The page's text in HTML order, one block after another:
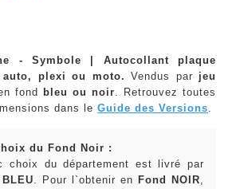
- Symbole | Autocollant plaque
plexi ou moto. Vendus par jeu
fond bleu ou noir. Retrouvez toutes
dans le Guide des Versions.
du Fond Noir :
choix du département est livré par
. Pour l`obtenir en Fond NOIR,